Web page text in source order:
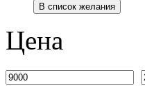
В список желания
Цена